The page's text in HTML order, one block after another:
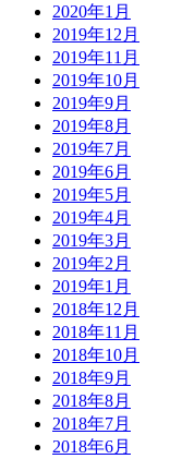
2020年1月
2019年12月
2019年11月
2019年10月
2019年9月
2019年8月
2019年7月
2019年6月
2019年5月
2019年4月
2019年3月
2019年2月
2019年1月
2018年12月
2018年11月
2018年10月
2018年9月
2018年8月
2018年7月
2018年6月